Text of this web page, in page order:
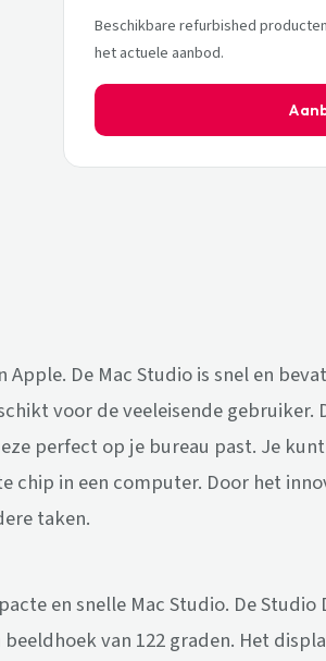
Beschikbare refurbished
het actuele aanbod.
De Mac Studio is snel en
voor de veeleisende gebruiker.
perfect op je bureau past. Je
chip in een computer. Door het
taken.
en snelle Mac Studio. De Studio
van 122 graden. Het